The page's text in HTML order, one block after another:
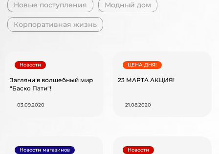
Новые поступления Модный дом
Корпоративная жизнь
Загляни в волшебный мир
"Баско Пати"!
Новости
03.09.2020
23 МАРТА АКЦИЯ!
ЦЕНА ДНЯ!
21.08.2020
Новости магазинов Новости